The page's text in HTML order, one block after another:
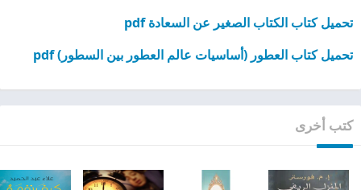
تحميل كتاب الكتاب الصغير عن السعادة pdf
تحميل كتاب العطور (أساسيات عالم العطور بين السطور) pdf
كتب أخرى